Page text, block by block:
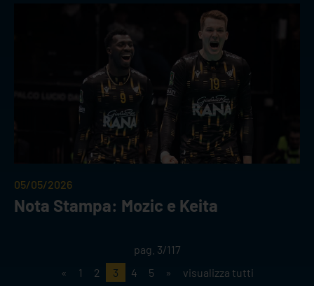
05/05/2026
Nota Stampa: Mozic e Keita
pag. 3/117
«
1 2 3 4 5 » visualizza tutti